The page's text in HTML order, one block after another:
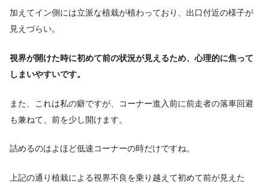
加えてイン側には立派な植栽が植わっており、出口付近の様子が
見えづらい。
視界が開けた時に初めて前の状況が見えるため、心理的に焦って
しまいやすいです。
また、これは私の癖ですが、コーナー進入前に前走者の落車回避
も兼ねて、前を少し開けます。
詰めるのはよほど低速コーナーの時だけですね。
上記の通り植栽による視界不良を乗り越えて初めて前が見えた